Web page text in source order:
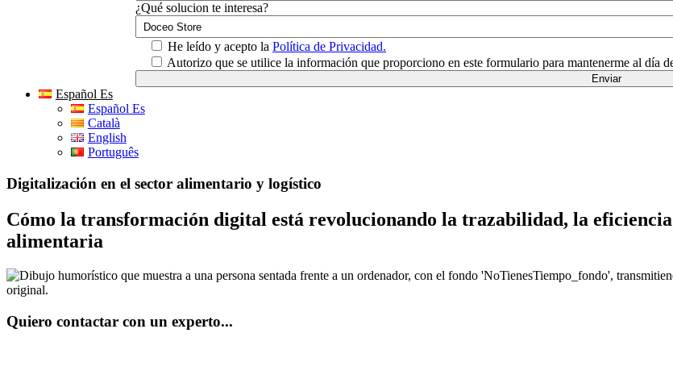
¿Qué solucion te interesa?
He leído y acepto la Política de Privacidad.
Autorizo que se utilice la información que proporciono en este formulario para mantenerme al día
Español Es
Español Es
Català
English
Português
Digitalización en el sector alimentario y logístico
Cómo la transformación digital está revolucionando la trazabilidad, la
alimentaria
Quiero contactar con un experto...